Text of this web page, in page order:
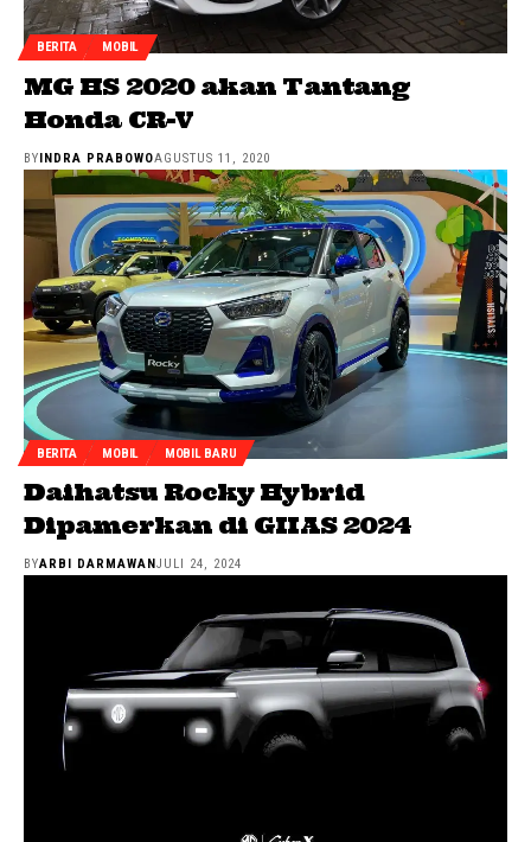
BERITA MOBIL
MG HS 2020 akan Tantang
Honda CR-V
BYINDRA PRABOWOAGUSTUS 11, 2020
BERITA MOBIL MOBIL BARU
Daihatsu Rocky Hybrid
Dipamerkan di GIIAS 2024
BYARBI DARMAWANJULI 24, 2024